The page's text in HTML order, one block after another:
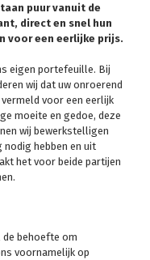
puur vanuit de
direct en snel hun
voor een eerlijke prijs.
eigen portefeuille. Bij
wij dat uw onroerend
voor een eerlijk
moeite en gedoe, deze
wij bewerkstelligen
hebben en uit
het voor beide partijen
behoefte om
voornamelijk op